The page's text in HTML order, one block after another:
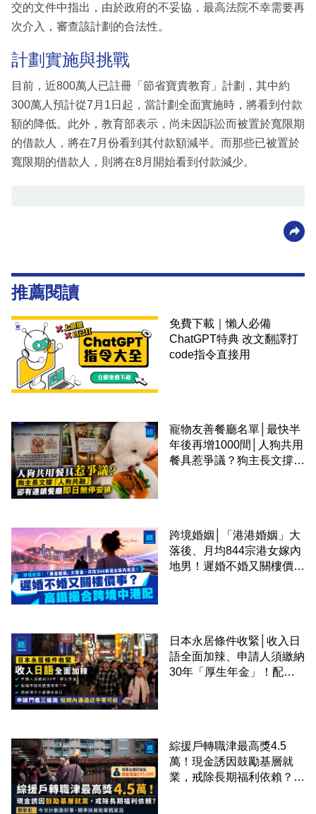
交的文件中指出，由於政府的不妥協，最高法院不幸需要再
次介入，審查該計劃的合法性。
計劃實施與挑戰
目前，近800萬人已註冊「節省寶貴教育」計劃，其中約
300萬人預計從7月1日起，當計劃全面實施時，將看到付款
額的降低。此外，教育部表示，尚未因訴訟而被置於寬限期
的借款人，將在7月份看到其付款額減半。而那些已被置於
寬限期的借款人，則將在8月開始看到付款減少。
推薦閱讀
免費下載｜懶人必備
ChatGPT特典 改文翻譯打
code指令直接用
寵物友善餐廳名單│最快半
年後再增1000間│人狗共用
餐具惹爭議？狗主長文撐
跨境婚姻│「港港婚姻」大
落後、月均844宗港女嫁內
地男！遲婚不婚又關樓價
日本永居條件收緊│收入日
語全面加辣、申請人須繳納
30年「厚生年金」！配偶
綜援戶轉職津最高獎4.5
萬！現金誘因鼓勵基層就
業，戒除長期福利依賴？鄧